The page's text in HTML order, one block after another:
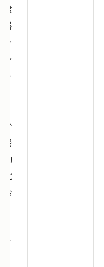
検
書
ひ
務
効
化
お
立